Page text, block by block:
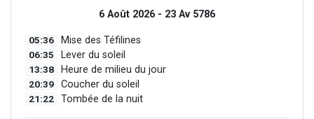
6 Août 2026 - 23 Av 5786
05:36 Mise des Téfilines
06:35 Lever du soleil
13:38 Heure de milieu du jour
20:39 Coucher du soleil
21:22 Tombée de la nuit